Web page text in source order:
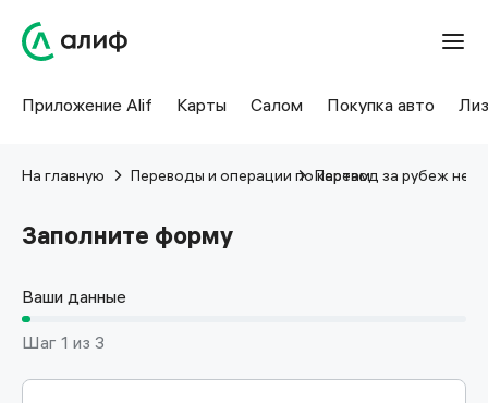
Приложение Alif Карты Салом Покупка авто
На главную Переводы и операции по картамПеревод за рубеж не
Заполните форму
Ваши данные
Шаг 1 из 3
Номер телефона